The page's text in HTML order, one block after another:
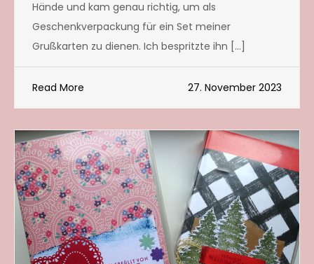
Hände und kam genau richtig, um als
Geschenkverpackung für ein Set meiner
Grußkarten zu dienen. Ich bespritzte ihn […]
Read More 27. November 2023